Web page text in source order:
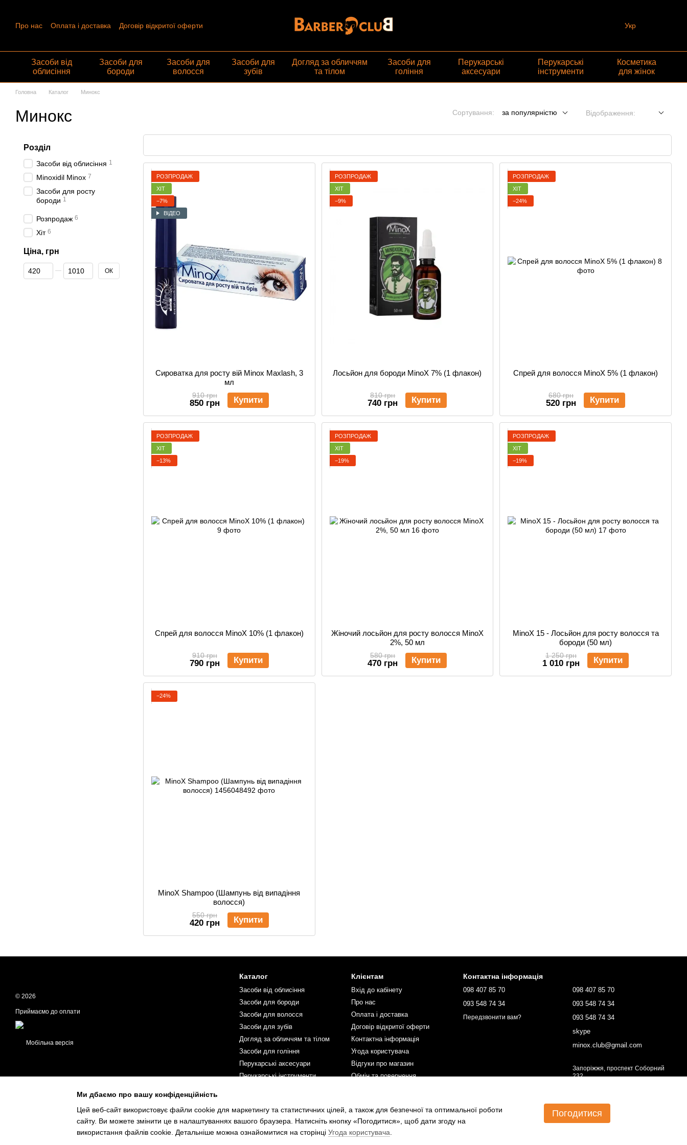
Про нас Оплата і доставка
Договір відкритої оферти
Укр
Засоби від
облисіння
Засоби для
бороди
Засоби для
волосся
Засоби для
зубів
Догляд за обличчям
та тілом
Засоби для
гоління
Перукарські
аксесуари
Перукарські
інструменти
Косметика
для жінок
Головна Каталог Минокс
Минокс Сортування: за популярністю Відображення:
РОЗПРОДАЖ
ХІТ
−7%
ВІДЕО
Сироватка для росту вій Minox Maxlash, 3
мл
910 грн
850 грн Купити
РОЗПРОДАЖ
ХІТ
−9%
Лосьйон для бороди MinoX 7% (1 флакон)
810 грн
740 грн Купити
РОЗПРОДАЖ
ХІТ
−24%
Cпрей для волосся MinoX 5% (1 флакон)
680 грн
520 грн Купити
РОЗПРОДАЖ
ХІТ
−13%
Cпрей для волосся MinoX 10% (1 флакон)
910 грн
790 грн Купити
РОЗПРОДАЖ
ХІТ
−19%
Жіночий лосьйон для росту волосся MinoX
2%, 50 мл
580 грн
470 грн Купити
РОЗПРОДАЖ
ХІТ
−19%
MinoX 15 - Лосьйон для росту волосся та
бороди (50 мл)
1 250 грн
1 010 грн Купити
−24%
MinoX Shampoo (Шампунь від випадіння
волосся)
550 грн
420 грн Купити
Розділ
Засоби від облисіння 1
Minoxidil Minox 7
Засоби для росту
бороди 1
Розпродаж 6
Хіт 6
Ціна, грн
Від Ціна, грн
До Ціна, грн ОК
© 2026
Приймаємо до оплати
Мобільна версія
Каталог
Засоби від облисіння
Засоби для бороди
Засоби для волосся
Засоби для зубів
Догляд за обличчям та тілом
Засоби для гоління
Перукарські аксесуари
Перукарські інструменти
Клієнтам
Вхід до кабінету
Про нас
Оплата і доставка
Договір відкритої оферти
Контактна інформація
Угода користувача
Відгуки про магазин
Обмін та повернення
Контактна інформація
098 407 85 70
093 548 74 34
Передзвонити вам?
098 407 85 70
093 548 74 34
093 548 74 34
skype
minox.club@gmail.com
Запоріжжя, проспект Соборний
232
Ми дбаємо про вашу конфіденційність
Цей веб-сайт використовує файли cookie для маркетингу та статистичних цілей, а також для безпечної та оптимальної роботи
сайту. Ви можете змінити це в налаштуваннях вашого браузера. Натисніть кнопку «Погодитися», щоб дати згоду на
використання файлів cookie. Детальніше можна ознайомитися на сторінці Угода користувача
Погодитися